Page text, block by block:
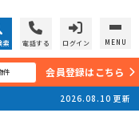
索 電話する ログイン MENU
件
会員登録はこちら
2026.08.10 更新